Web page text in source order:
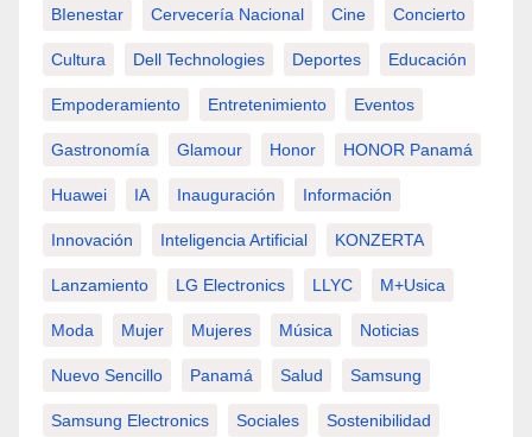
BIenestar Cervecería Nacional Cine Concierto
Cultura Dell Technologies Deportes Educación
Empoderamiento Entretenimiento Eventos
Gastronomía Glamour Honor HONOR Panamá
Huawei IA Inauguración Información
Innovación Inteligencia Artificial KONZERTA
Lanzamiento LG Electronics LLYC M+usica
Moda Mujer Mujeres Música Noticias
Nuevo Sencillo Panamá Salud Samsung
Samsung Electronics Sociales Sostenibilidad